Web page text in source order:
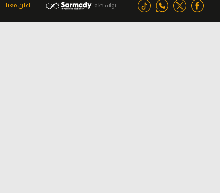
بواسطة اعلن معنا